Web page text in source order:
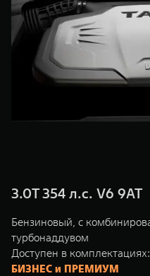
TANK Финансы
Корпоративным клиентам
TANK ФИНАНСЫ
Сервис
Специальные предложения
Моторные масла
3.0T 354 л.с. V6 9AT
Бензиновый, с
турбонаддувом
Доступен в комплектациях:
БИЗНЕС и ПРЕМИУМ